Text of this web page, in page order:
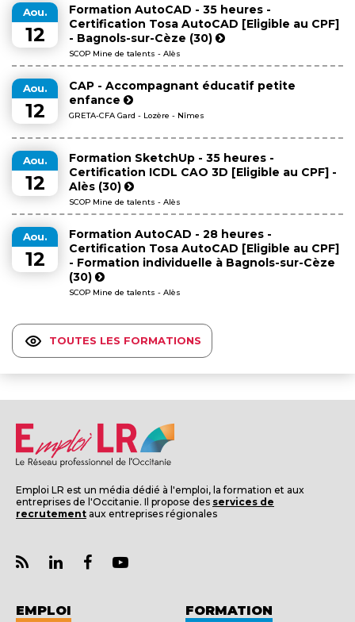
Aou.
12
Formation AutoCAD - 35 heures -
Certification Tosa AutoCAD [Eligible au CPF]
- Bagnols-sur-Cèze (30)
SCOP Mine de talents - Alès
Aou.
12
CAP - Accompagnant éducatif petite
enfance
GRETA-CFA Gard - Lozère - Nîmes
Aou.
12
Formation SketchUp - 35 heures -
Certification ICDL CAO 3D [Eligible au CPF] -
Alès (30)
SCOP Mine de talents - Alès
Aou.
12
Formation AutoCAD - 28 heures -
Certification Tosa AutoCAD [Eligible au CPF]
- Formation individuelle à Bagnols-sur-Cèze
(30)
SCOP Mine de talents - Alès
TOUTES LES FORMATIONS
Emploi LR est un média dédié à l'emploi, la formation et aux
entreprises de l'Occitanie. Il propose des services de
recrutement aux entreprises régionales
EMPLOI FORMATION